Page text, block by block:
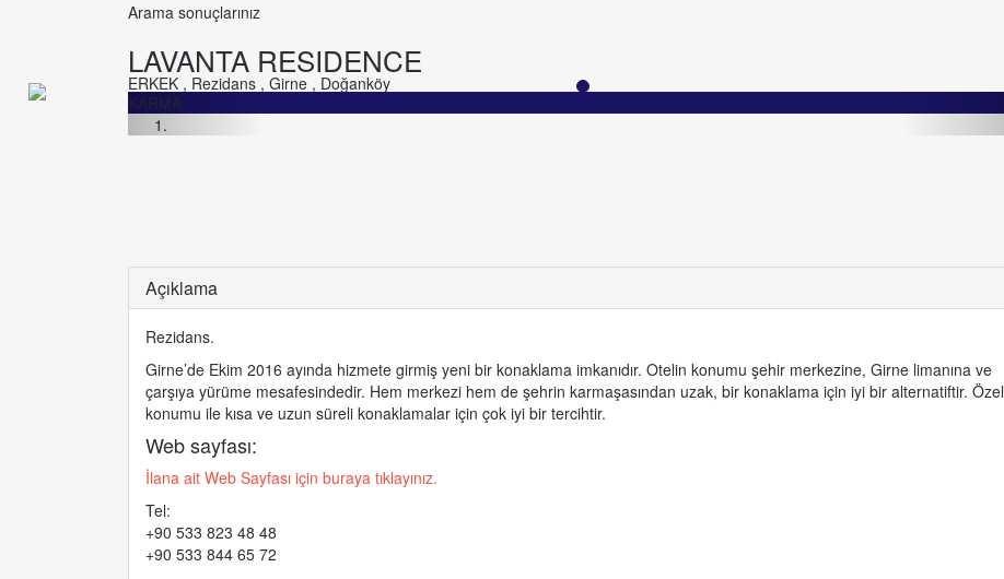
Arama sonuçlarınız
LAVANTA RESIDENCE
ERKEK , Rezidans , Girne , Doğanköy
KARMA
Açıklama
Rezidans.
Girne’de Ekim 2016 ayında hizmete girmiş yeni bir konaklama imkanıdır. Otelin konumu şehir merkezine, Girne limanına ve
çarşıya yürüme mesafesindedir. Hem merkezi hem de şehrin karmaşasından uzak, bir konaklama için iyi bir alternatiftir. Özel
konumu ile kısa ve uzun süreli konaklamalar için çok iyi bir tercihtir.
Web sayfası:
İlana ait Web Sayfası için buraya tıklayınız.
Tel:
+90 533 823 48 48
+90 533 844 65 72